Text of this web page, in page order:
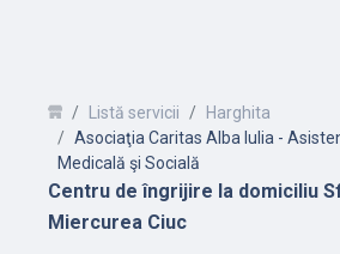
Listă servicii
Harghita
Asociaţia Caritas Alba Iulia -
Medicală şi Socială
Centru de îngrijire la domiciliu
Miercurea Ciuc